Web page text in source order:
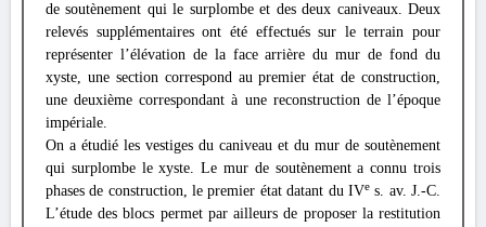
de soutènement qui le surplombe et des deux caniveaux. Deux
relevés supplémentaires ont été effectués sur le terrain pour
représenter l’élévation de la face arrière du mur de fond du
xyste, une section correspond au premier état de construction,
une deuxième correspondant à une reconstruction de l’époque
impériale.
On a étudié les vestiges du caniveau et du mur de soutènement
qui surplombe le xyste. Le mur de soutènement a connu trois
phases de construction, le premier état datant du IVes. av. J.-C.
L’étude des blocs permet par ailleurs de proposer la restitution